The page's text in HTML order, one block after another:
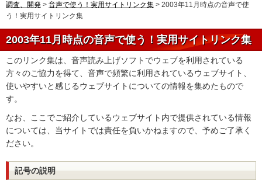
調査、開発 > 音声で使う！実用サイトリンク集 > 2003年11月時点の音声で使
う！実用サイトリンク集
2003年11月時点の音声で使う！実用サイトリンク集
このリンク集は、音声読み上げソフトでウェブを利用されている
方々のご協力を得て、音声で頻繁に利用されているウェブサイト、
使いやすいと感じるウェブサイトについての情報を集めたもので
す。
なお、ここでご紹介しているウェブサイト内で提供されている情報
については、当サイトでは責任を負いかねますので、予めご了承く
ださい。
記号の説明